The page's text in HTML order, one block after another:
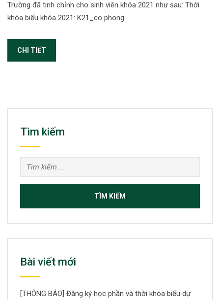
Trường đã tinh chỉnh cho sinh viên khóa 2021 như sau: Thời
khóa biểu khóa 2021: K21_co phong
CHI TIẾT
Tìm kiếm
Tìm
kiếm
Bài viết mới
[THÔNG BÁO] Đăng ký học phần và thời khóa biểu dự